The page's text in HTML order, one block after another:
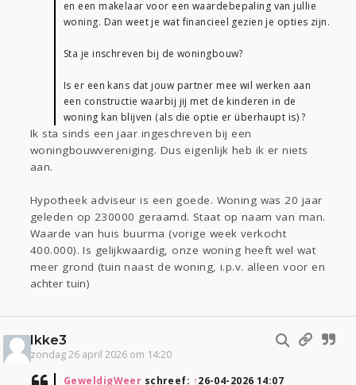
en een makelaar voor een waardebepaling van jullie
woning. Dan weet je wat financieel gezien je opties zijn.
Sta je inschreven bij de woningbouw?
Is er een kans dat jouw partner mee wil werken aan
een constructie waarbij jij met de kinderen in de
woning kan blijven (als die optie er überhaupt is) ?
Ik sta sinds een jaar ingeschreven bij een
woningbouwvereniging. Dus eigenlijk heb ik er niets
aan.
Hypotheek adviseur is een goede. Woning was 20 jaar
geleden op 230000 geraamd. Staat op naam van man.
Waarde van huis buurma (vorige week verkocht
400.000). Is gelijkwaardig, onze woning heeft wel wat
meer grond (tuin naast de woning, i.p.v. alleen voor en
achter tuin)
Ikke3
zondag 26 april 2026 om 14:20
GeweldigWeer schreef: ↑26-04-2026 14:07